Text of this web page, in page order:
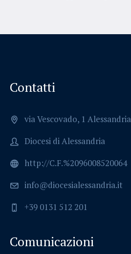
Contatti
via Vescovado, 1 Alessandria
Diocesi di Alessandria
http://C.F.%2096008520064
info@diocesialessandria.it
+39 0131 512 201
Comunicazioni